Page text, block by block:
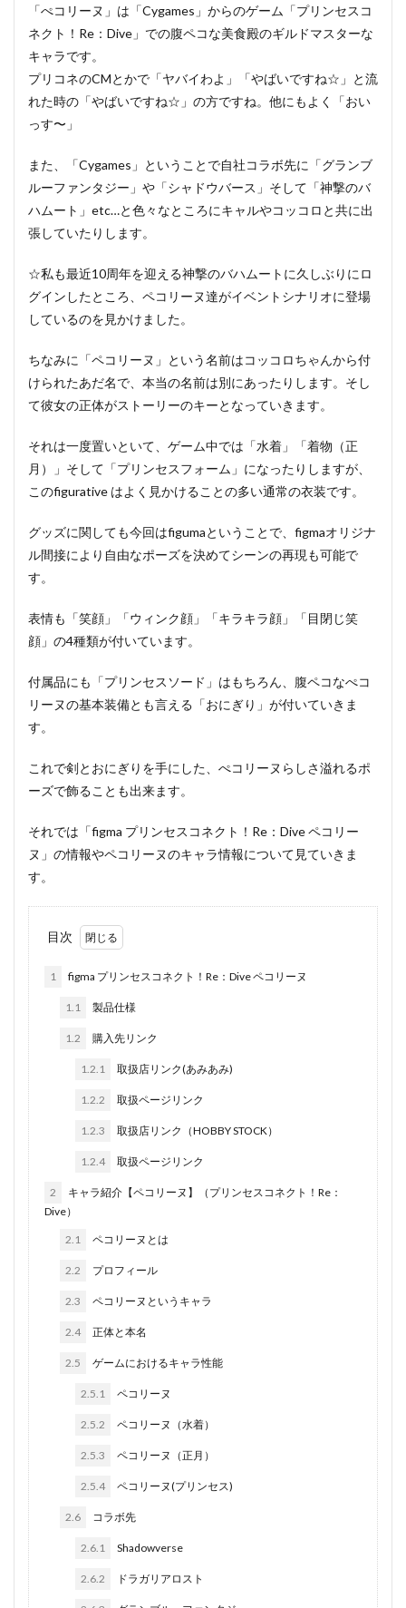
「ぺコリーヌ」は「Cygames」からのゲーム「プリンセスコ
ネクト！Re：Dive」での腹ペコな美食殿のギルドマスターな
キャラです。
プリコネのCMとかで「ヤバイわよ」「やばいですね☆」と流
れた時の「やばいですね☆」の方ですね。他にもよく「おい
っす〜」
また、「Cygames」ということで自社コラボ先に「グランブ
ルーファンタジー」や「シャドウバース」そして「神撃のバ
ハムート」etc…と色々なところにキャルやコッコロと共に出
張していたりします。
☆私も最近10周年を迎える神撃のバハムートに久しぶりにロ
グインしたところ、ペコリーヌ達がイベントシナリオに登場
しているのを見かけました。
ちなみに「ペコリーヌ」という名前はコッコロちゃんから付
けられたあだ名で、本当の名前は別にあったりします。そし
て彼女の正体がストーリーのキーとなっていきます。
それは一度置いといて、ゲーム中では「水着」「着物（正
月）」そして「プリンセスフォーム」になったりしますが、
このfigurative はよく見かけることの多い通常の衣装です。
グッズに関しても今回はfigumaということで、figmaオリジナ
ル間接により自由なポーズを決めてシーンの再現も可能で
す。
表情も「笑顔」「ウィンク顔」「キラキラ顔」「目閉じ笑
顔」の4種類が付いています。
付属品にも「プリンセスソード」はもちろん、腹ペコなぺコ
リーヌの基本装備とも言える「おにぎり」が付いていきま
す。
これで剣とおにぎりを手にした、ぺコリーヌらしさ溢れるポ
ーズで飾ることも出来ます。
それでは「figma プリンセスコネクト！Re：Dive ペコリー
ヌ」の情報やペコリーヌのキャラ情報について見ていきま
す。
目次
1 figma プリンセスコネクト！Re：Dive ペコリーヌ
1.1 製品仕様
1.2 購入先リンク
1.2.1 取扱店リンク(あみあみ)
1.2.2 取扱ページリンク
1.2.3 取扱店リンク（HOBBY STOCK）
1.2.4 取扱ページリンク
2
キャラ紹介【ペコリーヌ】（プリンセスコネクト！Re：
Dive）
2.1 ペコリーヌとは
2.2 プロフィール
2.3 ペコリーヌというキャラ
2.4 正体と本名
2.5 ゲームにおけるキャラ性能
2.5.1 ペコリーヌ
2.5.2 ペコリーヌ（水着）
2.5.3 ペコリーヌ（正月）
2.5.4 ペコリーヌ(プリンセス)
2.6 コラボ先
2.6.1 Shadowverse
2.6.2 ドラガリアロスト